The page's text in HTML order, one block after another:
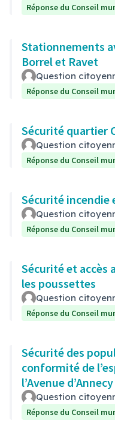
Réponse du Conseil
Stationnements
Borrel et Ravet
Question
Réponse du Conseil
Sécurité quartier
Question
Réponse du Conseil
Sécurité incendie
Question
Réponse du Conseil
Sécurité et accès
les poussettes
Question
Réponse du Conseil
Sécurité des
conformité de
l’Avenue d’Annecy
Question
Réponse du Conseil